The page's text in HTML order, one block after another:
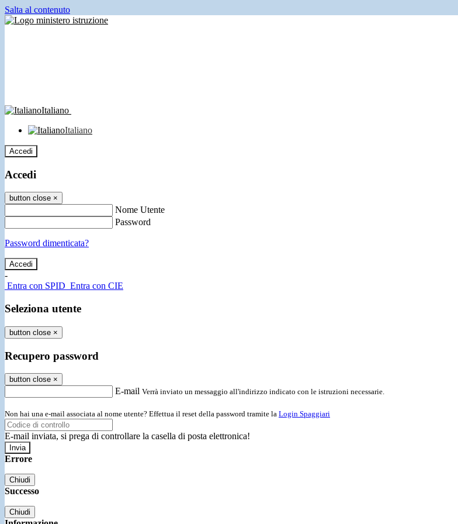
Salta al contenuto
Italiano
Italiano
Accedi
Accedi
button close ×
Nome Utente
Password
Password dimenticata?
-
Entra con SPID Entra con CIE
Seleziona utente
button close ×
Recupero password
button close ×
E-mail Verrà inviato un messaggio all'indirizzo indicato con le istruzioni necessarie.
Non hai una e-mail associata al nome utente? Effettua il reset della password tramite la Login Spaggiari
E-mail inviata, si prega di controllare la casella di posta elettronica!
Errore
Chiudi
Successo
Chiudi